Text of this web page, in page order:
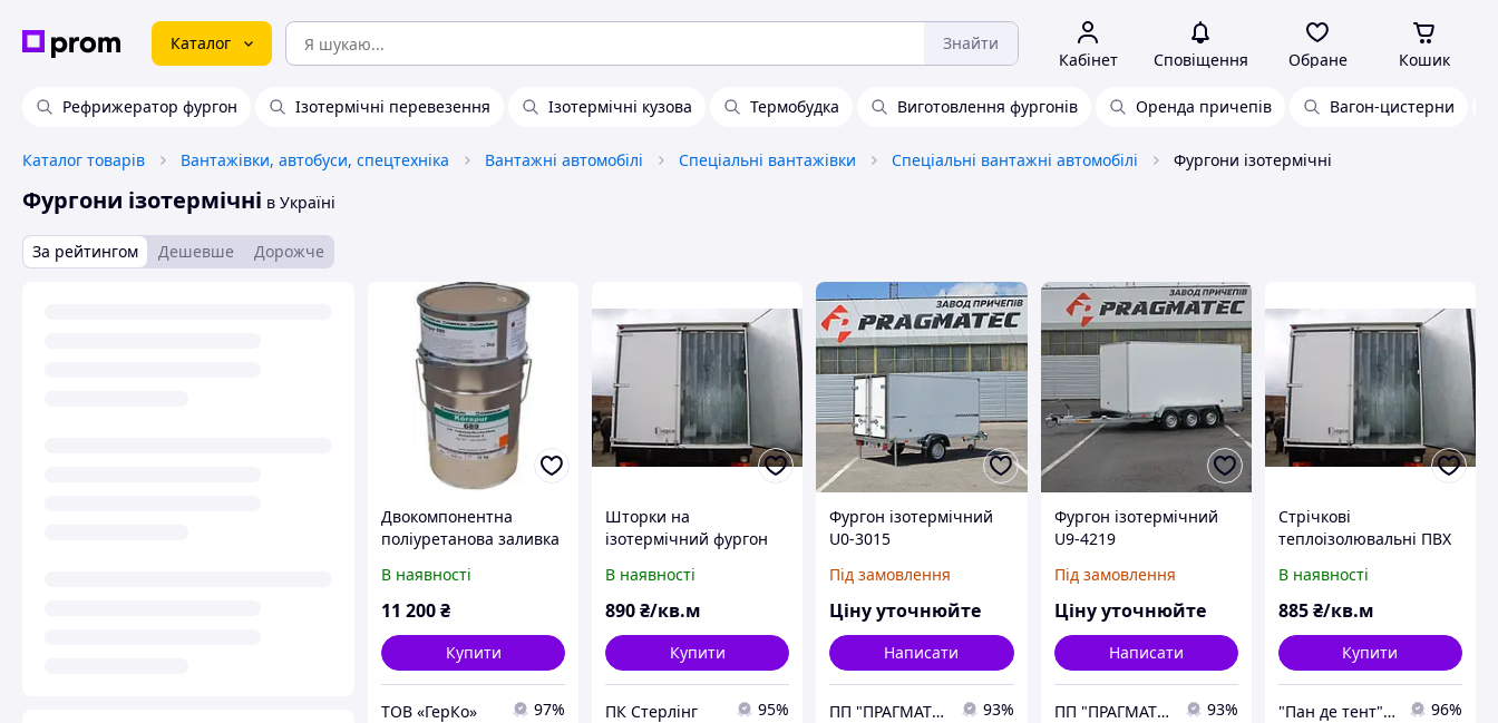
Каталог Знайти
Кабінет Сповіщення Обране Кошик
Рефрижератор фургон Ізотермічні перевезення Ізотермічні кузова Термобудка Виготовлення фургонів Оренда причепів Вагон-цистерни
Каталог товарів Вантажівки, автобуси, спецтехніка Вантажні автомобілі Спеціальні вантажівки Спеціальні вантажні автомобілі Фургони ізотермічні
Фургони ізотермічні в Україні
За рейтингом Дешевше Дорожче
Двокомпонентна
поліуретанова заливка
фургонів Körapop 689,
15кг
В наявності
11 200₴
Купити
ТОВ «ГерКо» 97%
Шторки на
ізотермічний фургон
В наявності
890₴/кв.м
Купити
ПК Стерлінг 95%
Фургон ізотермічний
U0-3015
Під замовлення
Ціну уточнюйте
Написати
ПП "ПРАГМАТЕК" 93%
Фургон ізотермічний
U9-4219
Під замовлення
Ціну уточнюйте
Написати
ПП "ПРАГМАТЕК" 93%
Стрічкові
теплоізолювальні ПВХ
фургон
(рефрижератор)
В наявності
885₴/кв.м
Купити
"Пан де тент" Компанія 96%